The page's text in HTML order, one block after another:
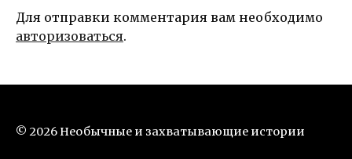
Для отправки комментария вам необходимо
авторизоваться.
© 2026 Необычные и захватывающие истории